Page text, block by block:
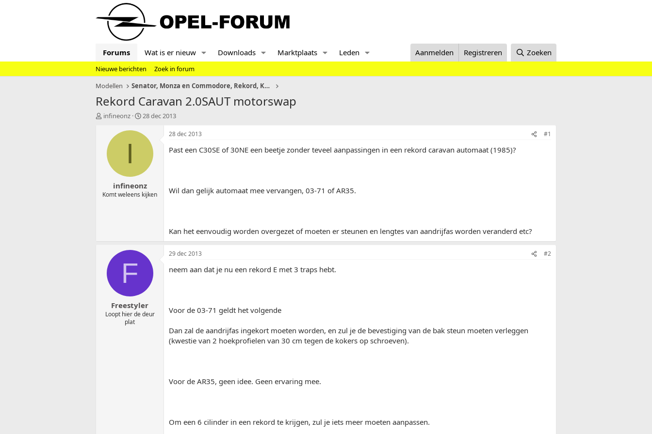
Forums Wat is er nieuw Downloads Marktplaats Leden Aanmelden Registreren Zoeken
Nieuwe berichten
Zoek in forum
Modellen
Senator, Monza en Commodore, Rekord, KAD
Rekord Caravan 2.0SAUT motorswap
T
t
infineonz
S
a
u
m
28 dec 2013
I
infineonz
Komt weleens kijken
28 dec 2013 #1
Past een C30SE of 30NE een beetje zonder teveel aanpassingen in een rekord caravan automaat (1985)?
Wil dan gelijk automaat mee vervangen, 03-71 of AR35.
Kan het eenvoudig worden overgezet of moeten er steunen en lengtes van aandrijfas worden veranderd etc?
F
Freestyler
Loopt hier de deur
plat
29 dec 2013 #2
neem aan dat je nu een rekord E met 3 traps hebt.
Voor de 03-71 geldt het volgende
Dan zal de aandrijfas ingekort moeten worden, en zul je de bevestiging van de bak steun moeten verleggen
(kwestie van 2 hoekprofielen van 30 cm tegen de kokers op schroeven).
Voor de AR35, geen idee. Geen ervaring mee.
Om een 6 cilinder in een rekord te krijgen, zul je iets meer moeten aanpassen.